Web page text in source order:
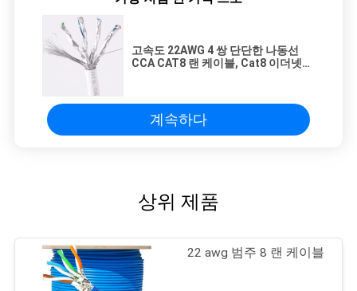
고속도 22AWG 4 쌍 단단한 나동선
CCA CAT8 랜 케이블, Cat8 이더넷
계속하다
상위 제품
22 awg 범주 8 랜 케이블